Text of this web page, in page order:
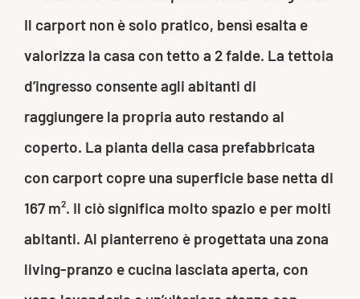
Il carport non è solo pratico, bensì esalta e
valorizza la casa con tetto a 2 falde. La tettoia
d’ingresso consente agli abitanti di
raggiungere la propria auto restando al
coperto. La pianta della casa prefabbricata
con carport copre una superficie base netta di
167 m². Il ciò significa molto spazio e per molti
abitanti. Al pianterreno è progettata una zona
living-pranzo e cucina lasciata aperta, con